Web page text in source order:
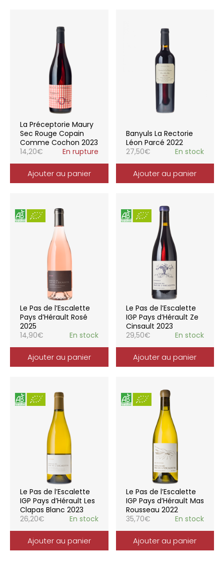
La Préceptorie Maury
Sec Rouge Copain
Comme Cochon 2023
14,20€ En rupture
Ajouter au panier
Banyuls La Rectorie
Léon Parcé 2022
27,50€ En stock
Ajouter au panier
Le Pas de l’Escalette
Pays d’Hérault Rosé
2025
14,90€ En stock
Ajouter au panier
Le Pas de l’Escalette
IGP Pays d’Hérault Ze
Cinsault 2023
29,50€ En stock
Ajouter au panier
Le Pas de l’Escalette
IGP Pays d’Hérault Les
Clapas Blanc 2023
26,20€ En stock
Ajouter au panier
Le Pas de l’Escalette
IGP Pays d’Hérault Mas
Rousseau 2022
35,70€ En stock
Ajouter au panier